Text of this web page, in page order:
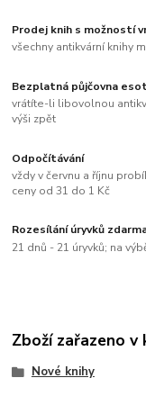
Prodej knih s možností
všechny antikvární knihy
Bezplatná půjčovna
vrátíte-li libovolnou
výši zpět
Odpočítávání
vždy v červnu a říjnu
ceny od 31 do 1 Kč
Rozesílání úryvků
21 dnů - 21 úryvků; na
Zboží zařazeno v
Nové knihy